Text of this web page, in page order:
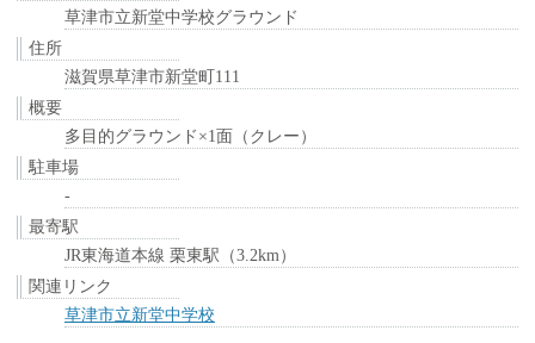
草津市立新堂中学校グラウンド
住所
滋賀県草津市新堂町111
概要
多目的グラウンド×1面（クレー）
駐車場
-
最寄駅
JR東海道本線 栗東駅（3.2km）
関連リンク
草津市立新堂中学校